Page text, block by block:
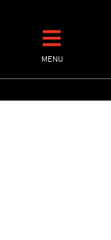
contentMENU